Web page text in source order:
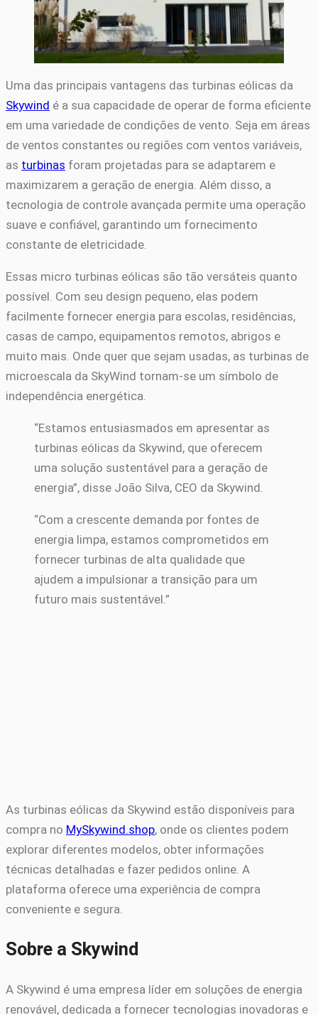
Uma das principais vantagens das turbinas eólicas da
Skywind é a sua capacidade de operar de forma eficiente
em uma variedade de condições de vento. Seja em áreas
de ventos constantes ou regiões com ventos variáveis,
as turbinas foram projetadas para se adaptarem e
maximizarem a geração de energia. Além disso, a
tecnologia de controle avançada permite uma operação
suave e confiável, garantindo um fornecimento
constante de eletricidade.
Essas micro turbinas eólicas são tão versáteis quanto
possível. Com seu design pequeno, elas podem
facilmente fornecer energia para escolas, residências,
casas de campo, equipamentos remotos, abrigos e
muito mais. Onde quer que sejam usadas, as turbinas de
microescala da SkyWind tornam-se um símbolo de
independência energética.
“Estamos entusiasmados em apresentar as
turbinas eólicas da Skywind, que oferecem
uma solução sustentável para a geração de
energia”, disse João Silva, CEO da Skywind.
“Com a crescente demanda por fontes de
energia limpa, estamos comprometidos em
fornecer turbinas de alta qualidade que
ajudem a impulsionar a transição para um
futuro mais sustentável.”
As turbinas eólicas da Skywind estão disponíveis para
compra no MySkywind.shop, onde os clientes podem
explorar diferentes modelos, obter informações
técnicas detalhadas e fazer pedidos online. A
plataforma oferece uma experiência de compra
conveniente e segura.
Sobre a Skywind
A Skywind é uma empresa líder em soluções de energia
renovável, dedicada a fornecer tecnologias inovadoras e